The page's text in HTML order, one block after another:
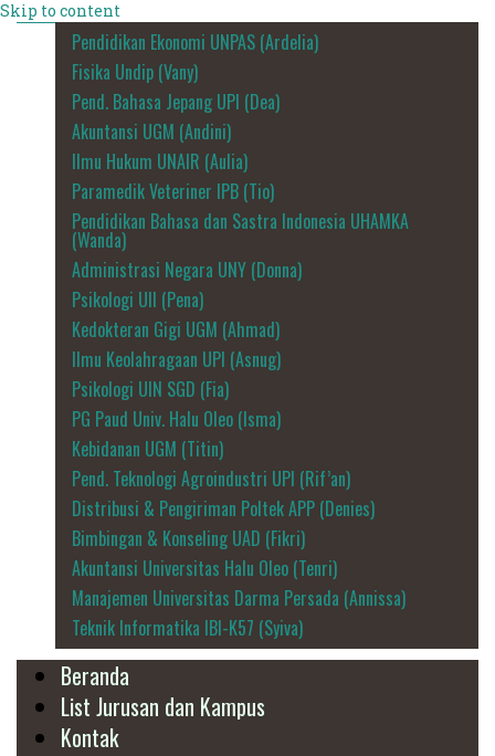
Skip to content
Pendidikan Ekonomi UNPAS (Ardelia)
Fisika Undip (Vany)
Pend. Bahasa Jepang UPI (Dea)
Akuntansi UGM (Andini)
Ilmu Hukum UNAIR (Aulia)
Paramedik Veteriner IPB (Tio)
Pendidikan Bahasa dan Sastra Indonesia UHAMKA
(Wanda)
Administrasi Negara UNY (Donna)
Psikologi UII (Pena)
Kedokteran Gigi UGM (Ahmad)
Ilmu Keolahragaan UPI (Asnug)
Psikologi UIN SGD (Fia)
PG Paud Univ. Halu Oleo (Isma)
Kebidanan UGM (Titin)
Pend. Teknologi Agroindustri UPI (Rif’an)
Distribusi & Pengiriman Poltek APP (Denies)
Bimbingan & Konseling UAD (Fikri)
Akuntansi Universitas Halu Oleo (Tenri)
Manajemen Universitas Darma Persada (Annissa)
Teknik Informatika IBI-K57 (Syiva)
Beranda
List Jurusan dan Kampus
Kontak